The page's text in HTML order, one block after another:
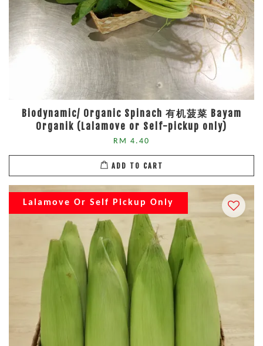
Biodynamic/ Organic Spinach 有机菠菜 Bayam
Organik (Lalamove or Self-pickup only)
RM 4.40
ADD TO CART
Lalamove Or Self Pickup Only